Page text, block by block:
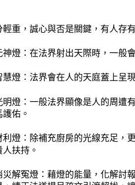
輕重，誠心與否是關鍵，有人存
神燈：在法界射出天際時，一般
慧燈：法界會在人的天庭蓋上呈
明燈：一般法界顯像是人的周遭
佑。
利燈：除補充廚房的光線充足，
扶持。
災解冤燈：藉燈的能量，化解